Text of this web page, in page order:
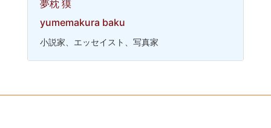
夢枕 獏
yumemakura baku
小説家、エッセイスト、写真家